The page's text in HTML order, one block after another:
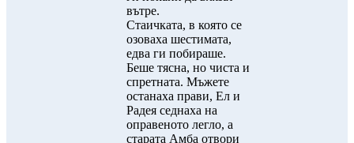
вътре.
Стаичката, в която се
озоваха шестимата,
едва ги побираше.
Беше тясна, но чиста и
спретната. Мъжете
останаха прави, Ел и
Радея седнаха на
оправеното легло, а
старата Амба отвори